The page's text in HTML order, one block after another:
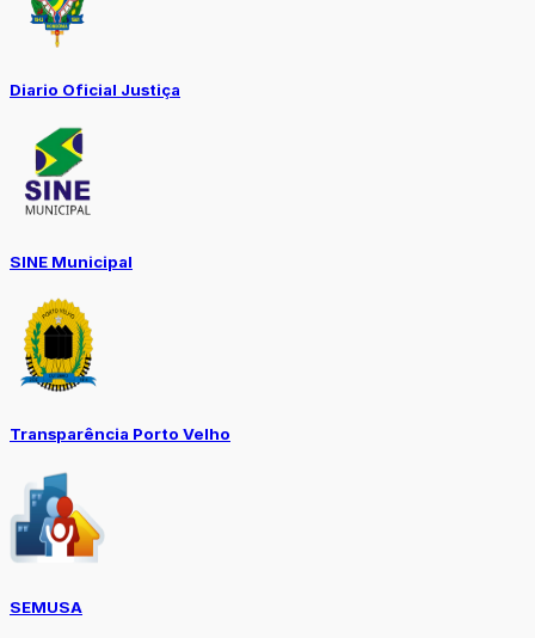
Diario Oficial Justiça
SINE Municipal
Transparência Porto Velho
SEMUSA